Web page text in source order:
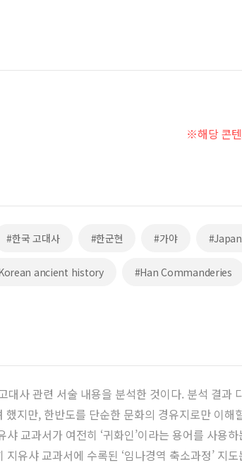
※해당 콘
#한국 고대사 #한군현 #가야
ancient history #Han Commanderies
사 관련 서술 내용을 분석한 것이다. 분석 결과
지만, 한반도를 단순한 문화의 경유지로만 이
교과서가 여전히 ‘귀화인’이라는 용어를 사용
유샤 교과서에 수록된 ‘임나경역 축소과정’ 지